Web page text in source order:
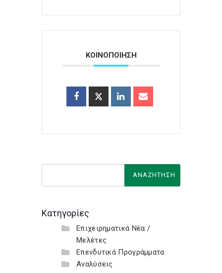
ΚΟΙΝΟΠΟΙΗΣΗ
Κατηγορίες
Επιχειρηματικά Νέα /
Μελέτες
Επενδυτικά Προγράμματα
Αναλύσεις